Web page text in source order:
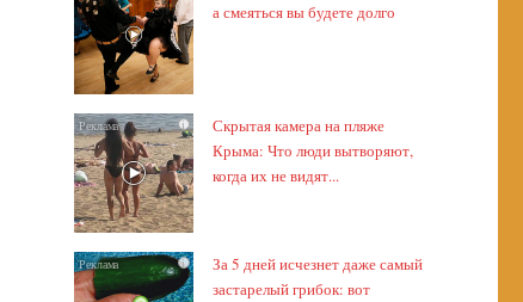
а смеяться вы будете долго
i
Скрытая камера на пляже
Крыма: Что люди вытворяют,
когда их не видят...
i
За 5 дней исчезнет даже самый
застарелый грибок: вот